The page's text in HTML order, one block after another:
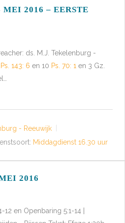
2016 – EERSTE
ds. M.J. Tekelenburg -
Ps. 143: 6 en 10 Ps. 70: 1 en 3 Gz.
- Reeuwijk
Middagdienst 16.30 uur
2016
en Openbaring 5:1-14 |